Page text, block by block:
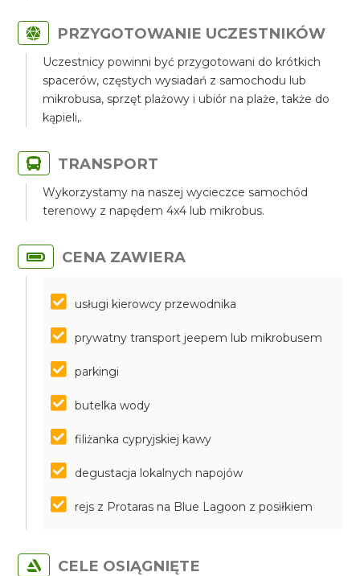
PRZYGOTOWANIE UCZESTNIKÓW
Uczestnicy powinni być przygotowani do krótkich
spacerów, częstych wysiadań z samochodu lub
mikrobusa, sprzęt plażowy i ubiór na plaże, także do
kąpieli,.
TRANSPORT
Wykorzystamy na naszej wycieczce samochód
terenowy z napędem 4x4 lub mikrobus.
CENA ZAWIERA
usługi kierowcy przewodnika
prywatny transport jeepem lub mikrobusem
parkingi
butelka wody
filiżanka cypryjskiej kawy
degustacja lokalnych napojów
rejs z Protaras na Blue Lagoon z posiłkiem
CELE OSIĄGNIĘTE